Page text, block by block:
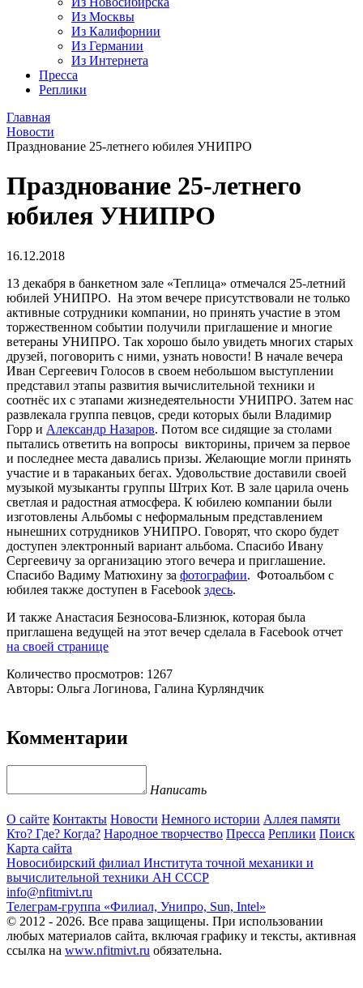
Из Москвы
Из Калифорнии
Из Германии
Из Интернета
Пресса
Реплики
Главная
Новости
Празднование 25-летнего юбилея УНИПРО
Празднование 25-летнего
юбилея УНИПРО
16.12.2018
13 декабря в банкетном зале «Теплица» отмечался 25-летний
юбилей УНИПРО. На этом вечере присутствовали не только
активные сотрудники компании, но принять участие в этом
торжественном событии получили приглашение и многие
ветераны УНИПРО. Так хорошо было увидеть многих старых
друзей, поговорить с ними, узнать новости! В начале вечера
Иван Сергеевич Голосов в своем небольшом выступлении
представил этапы развития вычислительной техники и
соотнёс их с этапами жизнедеятельности УНИПРО. Затем нас
развлекала группа певцов, среди которых были Владимир
Горр и Александр Назаров. Потом все сидящие за столами
пытались ответить на вопросы викторины, причем за первое
и последнее места давались призы. Желающие могли принять
участие и в тараканьих бегах. Удовольствие доставили своей
музыкой музыканты группы Штрих Кот. В зале царила очень
светлая и радостная атмосфера. К юбилею компании были
изготовлены Альбомы с неформальным представлением
нынешних сотрудников УНИПРО. Говорят, что скоро будет
доступен электронный вариант альбома. Спасибо Ивану
Сергеевичу за организацию этого вечера и приглашение.
Спасибо Вадиму Матюхину за фотографии. Фотоальбом с
юбилея также доступен в Facebook здесь.
И также Анастасия Безносова-Близнюк, которая была
приглашена ведущей на этот вечер сделала в Facebook отчет
на своей странице
Количество просмотров: 1267
Авторы: Ольга Логинова, Галина Курляндчик
Комментарии
Написать
О сайте Контакты Новости Немного истории Аллея памяти
Кто? Где? Когда? Народное творчество Пресса Реплики Поиск
Карта сайта
Новосибирский филиал Института точной механики и
вычислительной техники АН СССР
info@nfitmivt.ru
Телеграм-группа «Филиал, Унипро, Sun, Intel»
© 2012 - 2026. Все права защищены. При использовании
любых материалов сайта, включая графику и тексты, активная
ссылка на www.nfitmivt.ru обязательна.